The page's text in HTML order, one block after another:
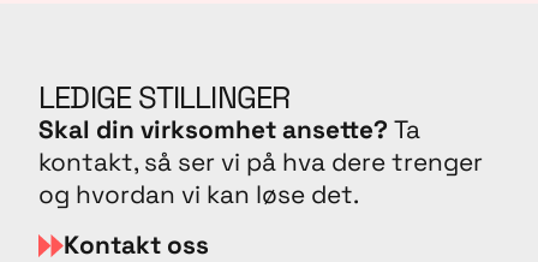
LEDIGE STILLINGER
Skal din virksomhet ansette?Ta
kontakt, så ser vi på hva dere trenger
og hvordan vi kan løse det.
Kontakt oss